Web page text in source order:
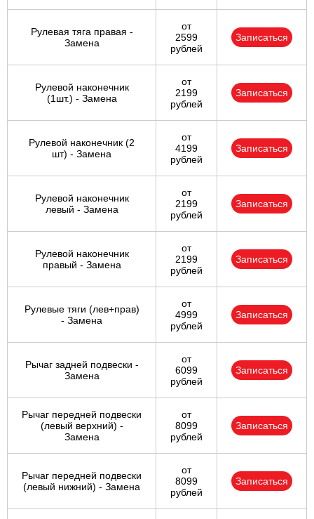
Рулевая тяга правая -
Замена
от
2599
рублей
Записаться
Рулевой наконечник
(1шт.) - Замена
от
2199
рублей
Записаться
Рулевой наконечник (2
шт) - Замена
от
4199
рублей
Записаться
Рулевой наконечник
левый - Замена
от
2199
рублей
Записаться
Рулевой наконечник
правый - Замена
от
2199
рублей
Записаться
Рулевые тяги (лев+прав)
- Замена
от
4999
рублей
Записаться
Рычаг задней подвески -
Замена
от
6099
рублей
Записаться
Рычаг передней подвески
(левый верхний) -
Замена
от
8099
рублей
Записаться
Рычаг передней подвески
(левый нижний) - Замена
от
8099
рублей
Записаться